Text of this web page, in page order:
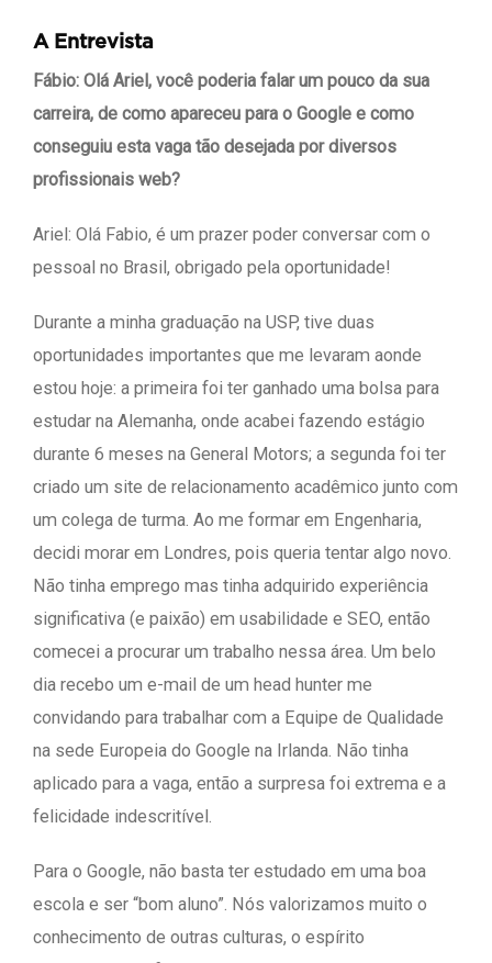
A Entrevista
Fábio: Olá Ariel, você poderia falar um pouco da sua
carreira, de como apareceu para o Google e como
conseguiu esta vaga tão desejada por diversos
profissionais web?
Ariel: Olá Fabio, é um prazer poder conversar com o
pessoal no Brasil, obrigado pela oportunidade!
Durante a minha graduação na USP, tive duas
oportunidades importantes que me levaram aonde
estou hoje: a primeira foi ter ganhado uma bolsa para
estudar na Alemanha, onde acabei fazendo estágio
durante 6 meses na General Motors; a segunda foi ter
criado um site de relacionamento acadêmico junto com
um colega de turma. Ao me formar em Engenharia,
decidi morar em Londres, pois queria tentar algo novo.
Não tinha emprego mas tinha adquirido experiência
significativa (e paixão) em usabilidade e SEO, então
comecei a procurar um trabalho nessa área. Um belo
dia recebo um e-mail de um head hunter me
convidando para trabalhar com a Equipe de Qualidade
na sede Europeia do Google na Irlanda. Não tinha
aplicado para a vaga, então a surpresa foi extrema e a
felicidade indescritível.
Para o Google, não basta ter estudado em uma boa
escola e ser “bom aluno”. Nós valorizamos muito o
conhecimento de outras culturas, o espírito